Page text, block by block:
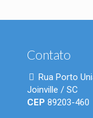
Contato
Rua Porto
Joinville / SC
CEP 89203-460